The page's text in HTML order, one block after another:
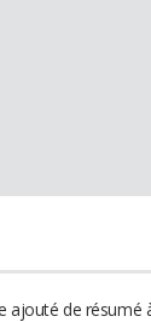
ajouté de résumé